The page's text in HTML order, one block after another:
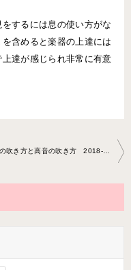
するには息の使い方がな
含めると楽器の上達には
達が感じられ非常に有意
低音の吹き方と高音の吹き方 2018-14-11-no0017-0046